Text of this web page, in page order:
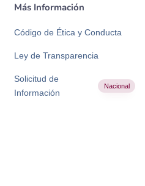
Más Información
Código de Ética y Conducta
Ley de Transparencia
Solicitud de
Información
Nacional